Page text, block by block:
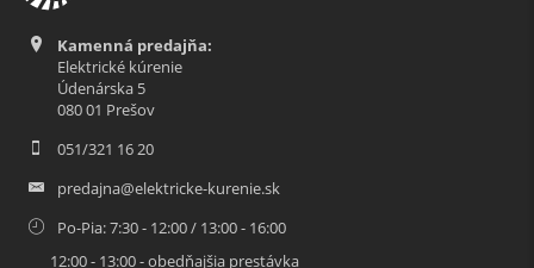
Kamenná predajňa:
Elektrické kúrenie
Údenárska 5
080 01 Prešov
051/321 16 20
predajna@elektricke-kurenie.sk
Po-Pia: 7:30 - 12:00 / 13:00 - 16:00
12:00 - 13:00 - obedňajšia prestávka